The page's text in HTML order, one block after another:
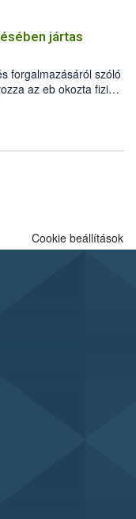
jártas
forgalmazásáról szóló
az eb okozta fizikai
felmerülő
eb tartását és annak
jártas szakértőt.
Cookie beállítások